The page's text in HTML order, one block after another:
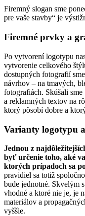
Firemný slogan sme
pre vaše stavby“ je
Firemné prvky a
Po vytvorení logotypu
vytvorenie celkového
dostupných fotografií
návrhov – na tmavých,
fotografiách. Skúšali
a reklamných textov na
ktorý pôsobí dobre a
Varianty logotypu
Jednou z
byť určenie toho, aké
ktorých prípadoch sa
pravidiel sa totiž
bude jednotné. Skvelým
vhodné a ktoré nie je, je
materiálov a
vyššie.